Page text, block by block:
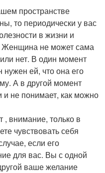
пространстве
то периодически у вас
в жизни и
Женщина не может сама
нет. В один момент
ей, что она его
А в другой момент
и не понимает, как можно
, внимание, только в
чувствовать себя
если его
для вас. Вы с одной
ваше желание